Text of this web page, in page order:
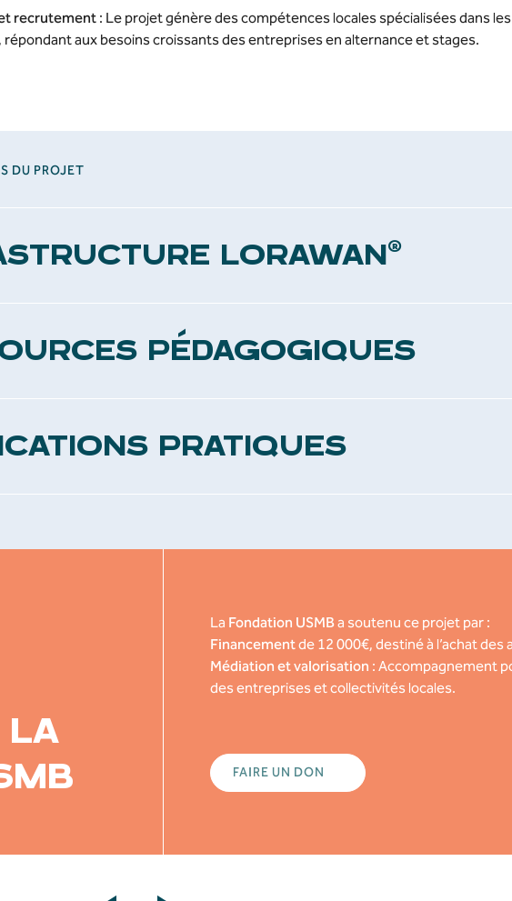
recrutement : Le projet génère des compétences locales spécialisées dans
répondant aux besoins croissants des entreprises en alternance et stages.
DU PROJET
LORAWAN®
PÉDAGOGIQUES
PRATIQUES
LA
La Fondation USMBa soutenu ce projet par :
Financementde 12 000€, destiné à l’achat
Médiation et valorisation : Accompagnement
des entreprises et collectivités locales.
FAIRE UN DON